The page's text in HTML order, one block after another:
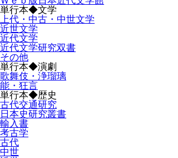
単行本◆文学
上代・中古・中世文学
近世文学
近代文学
近代文学研究双書
その他
単行本◆演劇
歌舞伎・浄瑠璃
能・狂言
単行本◆歴史
古代交通研究
日本史研究叢書
輸入書
考古学
古代
中世